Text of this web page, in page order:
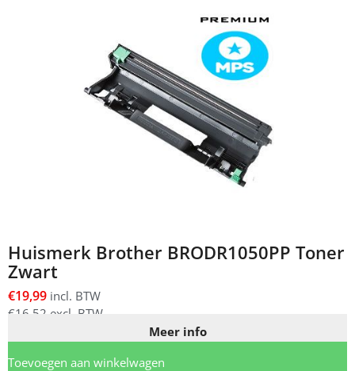
Huismerk Brother BRODR1050PP Toner
Zwart
€19,99 incl. BTW
€16,52 excl. BTW
Meer info
Toevoegen aan winkelwagen